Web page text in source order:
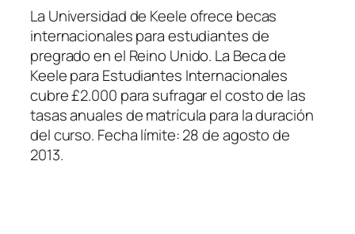
La Universidad de Keele ofrece becas
internacionales para estudiantes de
pregrado en el Reino Unido. La Beca de
Keele para Estudiantes Internacionales
cubre £2.000 para sufragar el costo de las
tasas anuales de matrícula para la duración
del curso. Fecha límite: 28 de agosto de
2013.